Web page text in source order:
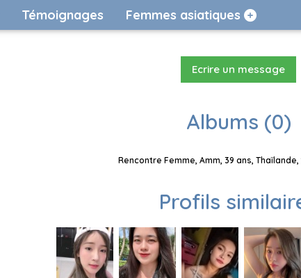
Témoignages Femmes asiatiques
Ecrire un message
Albums (0)
Rencontre Femme, Amm, 39 ans, Thaïlande,
Profils